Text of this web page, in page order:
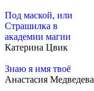
Под маской, или
Страшилка в
академии магии
Катерина Цвик
Знаю я имя твоё
Анастасия Медведева